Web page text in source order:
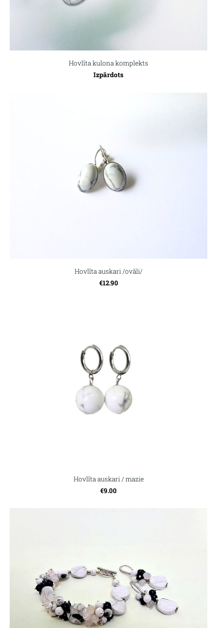
Hovlīta kulona komplekts
Izpārdots
Hovlīta auskari /ovāli/
€12.90
Hovlīta auskari / mazie
€9.00